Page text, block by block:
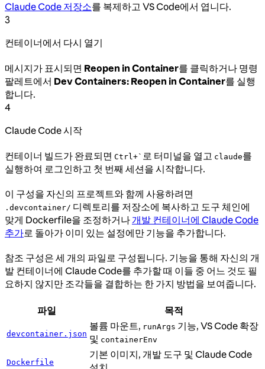
Claude Code 저장소를 복제하고 VS Code에서 엽니다.
3
컨테이너에서 다시 열기
메시지가 표시되면 Reopen in Container를 클릭하거나 명령
팔레트에서 Dev Containers: Reopen in Container를 실행
합니다.
4
Claude Code 시작
컨테이너 빌드가 완료되면 Ctrl+` 로 터미널을 열고 claude를
실행하여 로그인하고 첫 번째 세션을 시작합니다.
이 구성을 자신의 프로젝트와 함께 사용하려면
.devcontainer/ 디렉토리를 저장소에 복사하고 도구 체인에
맞게 Dockerfile을 조정하거나개발 컨테이너에 Claude Code
추가로 돌아가 이미 있는 설정에만 기능을 추가합니다.
참조 구성은 세 개의 파일로 구성됩니다. 기능을 통해 자신의 개
발 컨테이너에 Claude Code를 추가할 때 이들 중 어느 것도 필
요하지 않지만 조각들을 결합하는 한 가지 방법을 보여줍니다.
파일 목적
devcontainer.json
볼륨 마운트, runArgs 기능, VS Code 확장
및 containerEnv
Dockerfile
기본 이미지, 개발 도구 및 Claude Code